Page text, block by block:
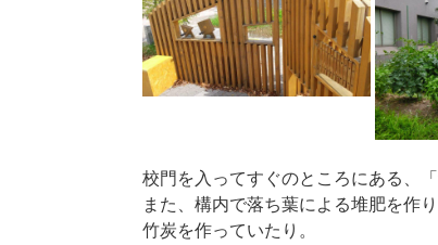
校門を入ってすぐのところにある、
また、構内で落ち葉による堆肥を作
竹炭を作っていたり。